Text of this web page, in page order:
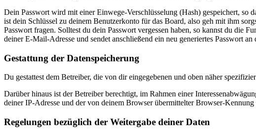
Dein Passwort wird mit einer Einwege-Verschlüsselung (Hash) gespeichert, so
ist dein Schlüssel zu deinem Benutzerkonto für das Board, also geh mit ihm
Passwort fragen. Solltest du dein Passwort vergessen haben, so kannst du die
deiner E-Mail-Adresse und sendet anschließend ein neu generiertes Passwort
Gestattung der Datenspeicherung
Du gestattest dem Betreiber, die von dir eingegebenen und oben näher
Darüber hinaus ist der Betreiber berechtigt, im Rahmen einer
deiner IP-Adresse und der von deinem Browser übermittelter Browser-
Regelungen bezüglich der Weitergabe deiner Daten